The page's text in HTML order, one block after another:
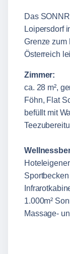
Das
Loipersdorf
Grenze zum
Österreich
Zimmer:
ca. 28 m²,
Föhn, Flat
befüllt mit
1.000m²
Massage-